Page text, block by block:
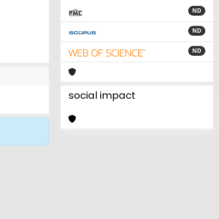
ND
ND
ND
social impact